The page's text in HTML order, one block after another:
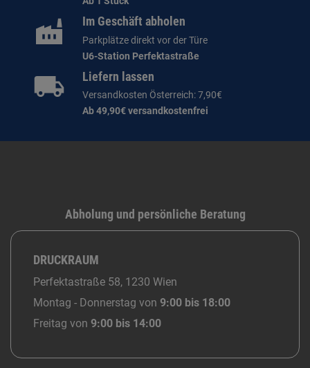
Im Geschäft abholen
Parkplätze direkt vor der Türe
U6-Station Perfektastraße
Liefern lassen
Versandkosten Österreich: 7,90€
Ab 49,90€ versandkostenfrei
Abholung und persönliche Beratung
DRUCKRAUM
Perfektastraße 58, 1230 Wien
Montag - Donnerstag von 9:00 bis 18:00
Freitag von 9:00 bis 14:00